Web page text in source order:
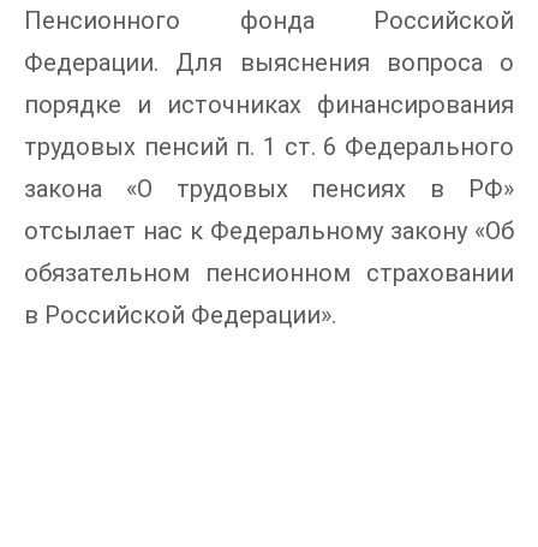
Пенсионного фонда Российской
Федерации. Для выяснения вопроса о
порядке и источниках финансирования
трудовых пенсий п. 1 ст. 6 Федерального
закона «О трудовых пенсиях в РФ»
отсылает нас к Федеральному закону «Об
обязательном пенсионном страховании
в Российской Федерации».